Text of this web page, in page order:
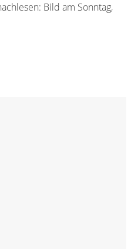
Bild am Sonntag,